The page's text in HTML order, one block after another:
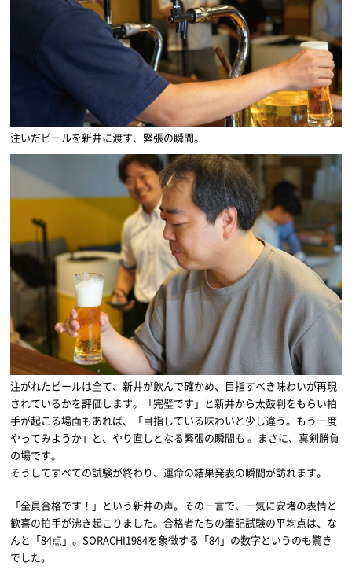
注いだビールを新井に渡す、緊張の瞬間。
注がれたビールは全て、新井が飲んで確かめ、目指すべき味わいが再現
されているかを評価します。「完璧です」と新井から太鼓判をもらい拍
手が起こる場面もあれば、「目指している味わいと少し違う。もう一度
やってみようか」と、やり直しとなる緊張の瞬間も 。まさに、真剣勝負
の場です。
そうしてすべての試験が終わり、運命の結果発表の瞬間が訪れます。
「全員合格です！」という新井の声。その一言で、一気に安堵の表情と
歓喜の拍手が沸き起こりました。合格者たちの筆記試験の平均点は、な
んと「84点」。SORACHI1984を象徴する「84」の数字というのも驚き
でした。